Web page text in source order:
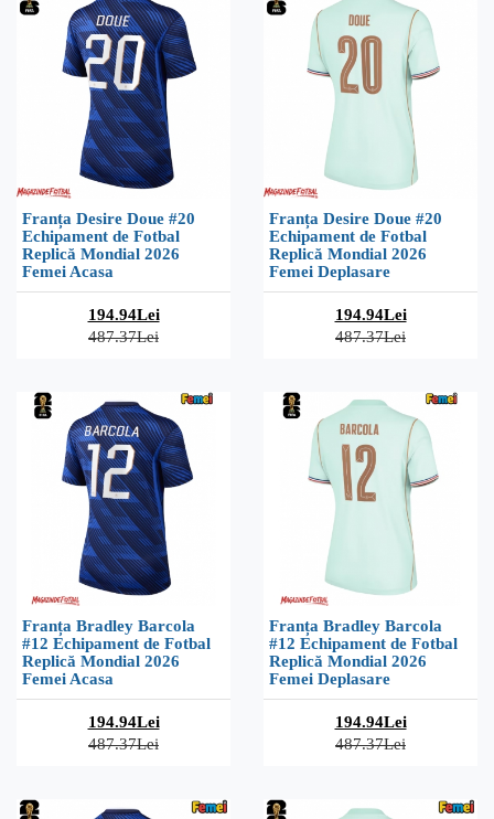
Franța Desire Doue #20
Echipament de Fotbal
Replică Mondial 2026
Femei Acasa
194.94Lei
487.37Lei
Franța Desire Doue #20
Echipament de Fotbal
Replică Mondial 2026
Femei Deplasare
194.94Lei
487.37Lei
Franța Bradley Barcola
#12 Echipament de Fotbal
Replică Mondial 2026
Femei Acasa
194.94Lei
487.37Lei
Franța Bradley Barcola
#12 Echipament de Fotbal
Replică Mondial 2026
Femei Deplasare
194.94Lei
487.37Lei